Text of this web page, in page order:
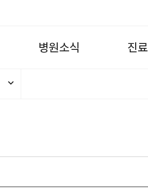
병원소식 진료